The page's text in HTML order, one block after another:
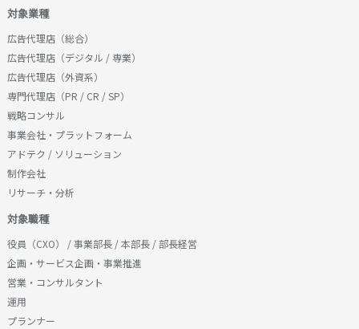
対象業種
広告代理店（総合）
広告代理店（デジタル / 専業）
広告代理店（外資系）
専門代理店（PR / CR / SP）
戦略コンサル
事業会社・プラットフォーム
アドテク / ソリューション
制作会社
リサーチ・分析
対象職種
役員（CXO） / 事業部長 / 本部長 / 部長経営
企画・サービス企画・事業推進
営業・コンサルタント
運用
プランナー